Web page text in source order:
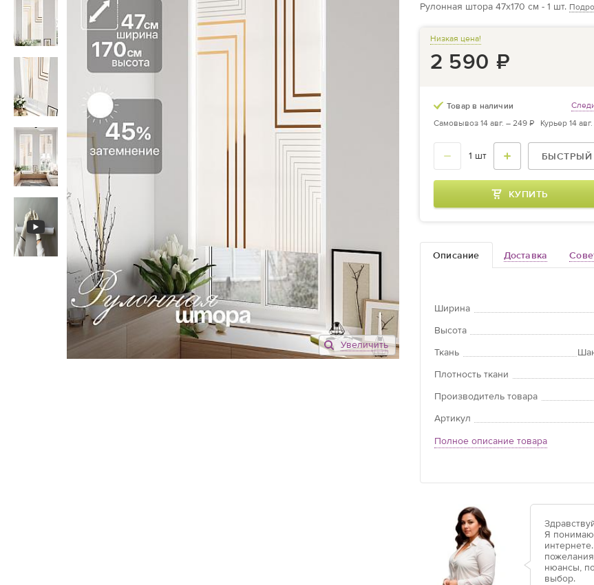
Увеличить
Рулонная штора 47х170 см - 1 шт.
Низкая цена!
2 590 ₽
Товар в наличии
Самовывоз 14 авг. – 249 ₽ Курьер 14
БЫСТРЫЙ
КУПИТЬ
Описание Доставка
Ширина
Высота
Ткань
Плотность ткани
Производитель товара
Артикул
Полное описание товара
проема.
Модель
Я
нюансы,
выбор.